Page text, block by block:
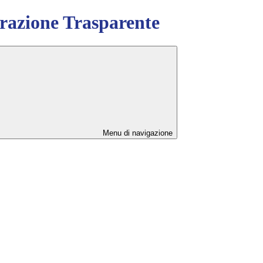
Trasparente
Menu di navigazione